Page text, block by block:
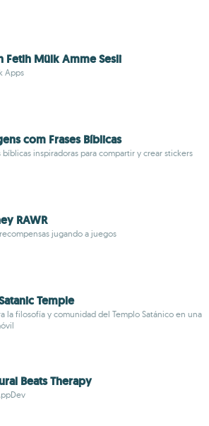
Fetih Mülk Amme Sesli
Apps
com Frases Bíblicas
bíblicas inspiradoras para compartir y crear stickers
RAWR
jugando a juegos
Temple
la filosofía y comunidad del Templo Satánico en una
Beats Therapy